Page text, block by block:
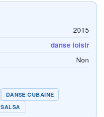
2015
danse loisir
Non
DANSE CUBAINE
SALSA